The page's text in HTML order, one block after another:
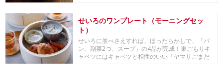
せいろのワンプレート（モーニングセッ
ト）
せいろに並べさえすれば、ほったらかしで、「パ
ン、副菜2つ、スープ」の4品が完成！巣ごもりキ
ャベツにはキャベツと相性のいい「ヤマサごまだ